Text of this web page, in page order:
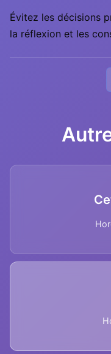
Évitez les décisions
la réflexion et les